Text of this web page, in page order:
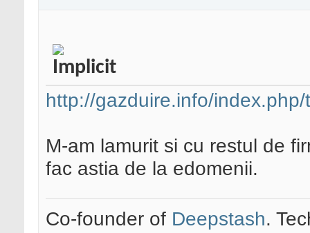
http://gazduire.info/
M-am lamurit si cu restul de
fac astia de la edomenii.
Co-founder of Deepstash.